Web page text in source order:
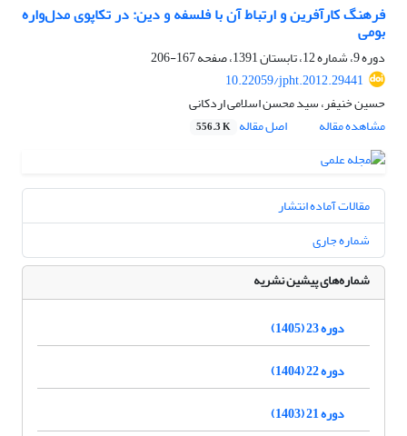
فرهنگ کارآفرین و ارتباط آن با فلسفه و دین: در تکاپوی مدل‌واره
بومی
دوره 9، شماره 12، تابستان 1391، صفحه
167-206
10.22059/jpht.2012.29441
حسین خنیفر، سید محسن اسلامی اردکانی
مشاهده مقاله
اصل مقاله 556.3 K
مقالات آماده انتشار
شماره جاری
شماره‌های پیشین نشریه
دوره 23 (1405)
دوره 22 (1404)
دوره 21 (1403)